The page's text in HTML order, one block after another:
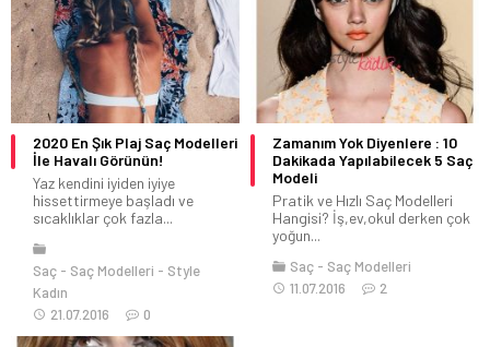
2020 En Şık Plaj Saç Modelleri
İle Havalı Görünün!
Yaz kendini iyiden iyiye
hissettirmeye başladı ve
sıcaklıklar çok fazla...
Saç Saç Modelleri
Style
Kadın
21.07.2016
0
Zamanım Yok Diyenlere : 10
Dakikada Yapılabilecek 5 Saç
Modeli
Pratik ve Hızlı Saç Modelleri
Hangisi? İş,ev,okul derken çok
yoğun...
Saç
Saç Modelleri
11.07.2016
2